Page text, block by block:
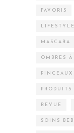
FAVORIS
LIFESTYLE
MASCARA
OMBRES À
PINCEAUX
REVUE
SOINS